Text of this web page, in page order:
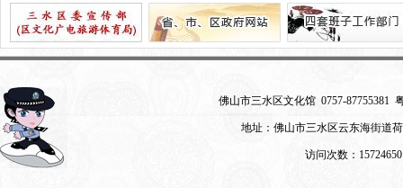
佛山市三水区文化馆 0757-87755381
地址：佛山市三水区云东海街道
访问次数：15724650